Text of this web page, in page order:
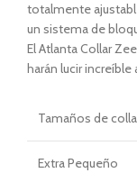
totalmente
un sistema de
El Atlanta Collar
harán lucir increíble
Tamaños de
Extra Pequeño